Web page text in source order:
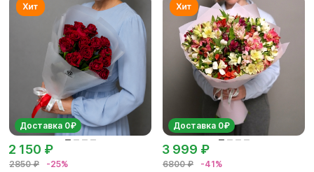
Доставка 0₽
2850 ₽ -25%
2 150 ₽
Доставка 0₽
6800 ₽ -41%
3 999 ₽